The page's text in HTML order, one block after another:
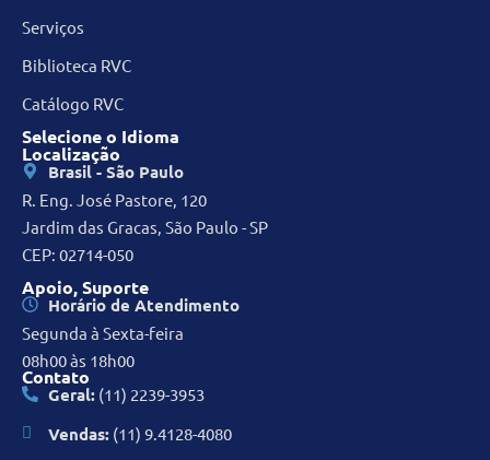
Serviços
Biblioteca RVC
Catálogo RVC
Selecione o Idioma
Localização
Brasil - São Paulo
R. Eng. José Pastore, 120
Jardim das Gracas, São Paulo - SP
CEP: 02714-050
Apoio, Suporte
Horário de Atendimento
Segunda à Sexta-feira
08h00 às 18h00
Contato
Geral:(11) 2239-3953
Vendas:(11) 9.4128-4080